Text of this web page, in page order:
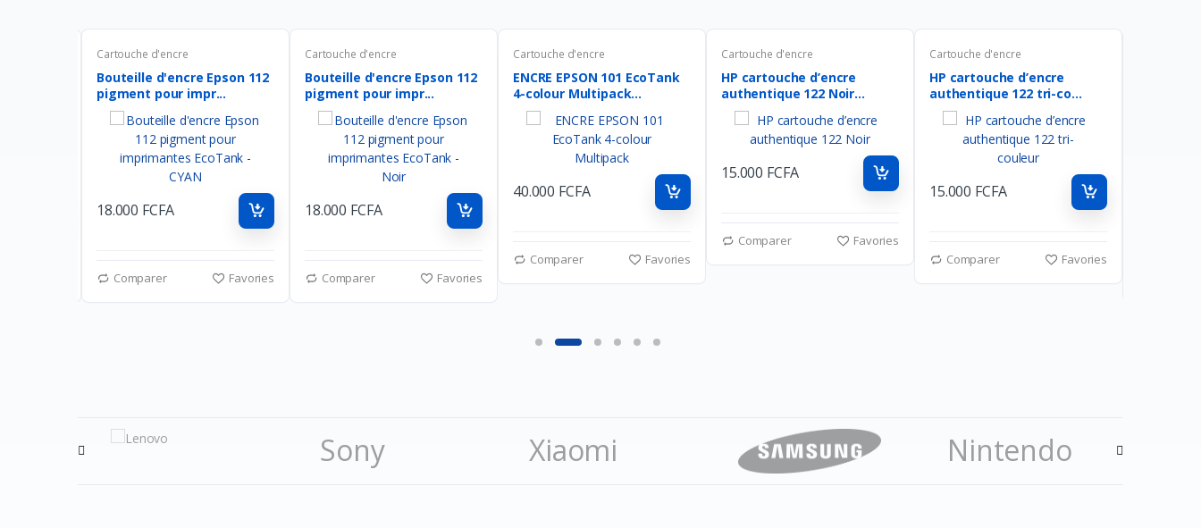
Cartouche d'encre
Bouteille d'encre Epson 112
pigment pour impr...
18.000 FCFA
Comparer Favories
Cartouche d'encre
Bouteille d'encre Epson 112
pigment pour impr...
18.000 FCFA
Comparer Favories
Cartouche d'encre
ENCRE EPSON 101 EcoTank
4-colour Multipack...
40.000 FCFA
Comparer Favories
Cartouche d'encre
HP cartouche d’encre
authentique 122 Noir...
15.000 FCFA
Comparer Favories
Cartouche d'encre
HP cartouche d’encre
authentique 122 tri-co...
15.000 FCFA
Comparer Favories
Sony
Xiaomi Nintendo